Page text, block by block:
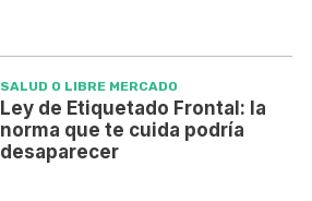
SALUD O LIBRE MERCADO
Ley de Etiquetado Frontal: la
norma que te cuida podría
desaparecer